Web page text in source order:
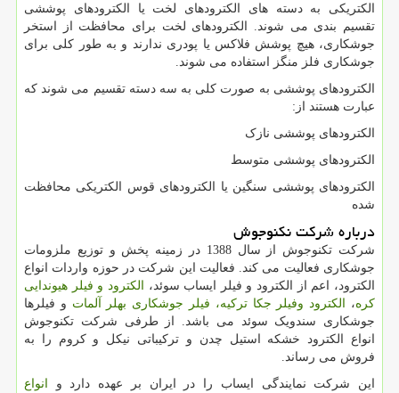
الکتریکی به دسته های الکترودهای لخت یا الکترودهای پوششی
تقسیم بندی می شوند. الکترودهای لخت برای محافظت از استخر
جوشکاری، هیچ پوشش فلاکس یا پودری ندارند و به طور کلی برای
جوشکاری فلز منگز استفاده می شوند.
الکترودهای پوششی به صورت کلی به سه دسته تقسیم می شوند که
عبارت هستند از:
الکترودهای پوششی نازک
الکترودهای پوششی متوسط
الکترودهای پوششی سنگین یا الکترودهای قوس الکتریکی محافظت
شده
درباره شرکت نکنوجوش
شرکت تکنوجوش از سال 1388 در زمینه پخش و توزیع ملزومات
جوشکاری فعالیت می کند. فعالیت این شرکت در حوزه واردات انواع
الکترود، اعم از الکترود و فیلر ایساب سوئد، الکترود و فیلر هیوندایی
کره، الکترود وفیلر جکا ترکیه، فیلر جوشکاری بهلر آلمات و فیلرها
جوشکاری سندویک سوئد می باشد. از طرفی شرکت تکنوجوش
انواع الکترود خشکه استیل چدن و ترکیباتی نیکل و کروم را به
فروش می رساند.
این شرکت نمایندگی ایساب را در ایران بر عهده دارد و انواع